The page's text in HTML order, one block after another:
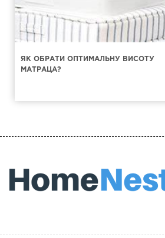
ЯК ОБРАТИ ОПТИМАЛЬНУ ВИСОТУ
МАТРАЦА?